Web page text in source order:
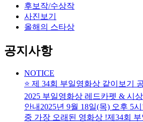
후보작/수상작
사진보기
올해의 스타상
공지사항
NOTICE
⭐️ 제 34회 부일영화상 같이보기
2025 부일영화상 레드카펫 & 시
안내2025년 9월 18일(목) 오후 5
중 가장 오래된 영화상 !제34회